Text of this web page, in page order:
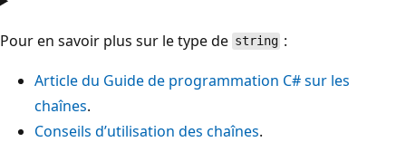
Pour en savoir plus sur le type de string :
Article du Guide de programmation C# sur les
chaînes.
Conseils d’utilisation des chaînes.